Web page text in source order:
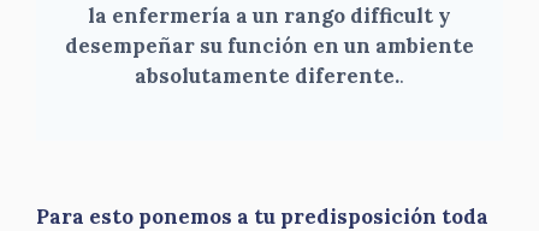
la enfermería a un rango difficult y
desempeñar su función en un ambiente
absolutamente diferente..
Para esto ponemos a tu predisposición toda